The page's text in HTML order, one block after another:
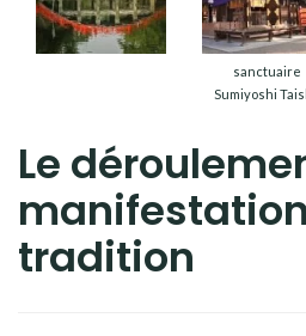
sanctuaire
Sumiyoshi
Le
tradition